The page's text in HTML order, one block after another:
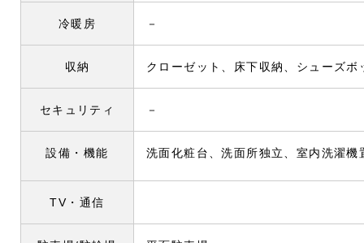
冷暖房 －
収納 クローゼット、床下収納、シューズ
セキュリティ －
設備・機能 洗面化粧台、洗面所独立、室内洗濯
TV・通信